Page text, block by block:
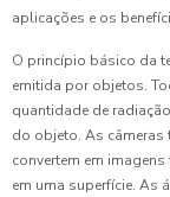
aplicações e os
O princípio básico da
emitida por objetos.
quantidade de
do objeto. As câmeras
convertem em
em uma superfície. As